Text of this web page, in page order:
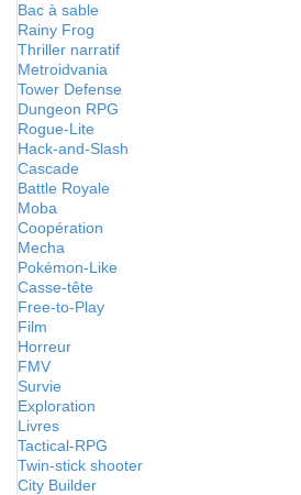
Bac à sable
Rainy Frog
Thriller narratif
Metroidvania
Tower Defense
Dungeon RPG
Rogue-Lite
Hack-and-Slash
Cascade
Battle Royale
Moba
Coopération
Mecha
Pokémon-Like
Casse-tête
Free-to-Play
Film
Horreur
FMV
Survie
Exploration
Livres
Tactical-RPG
Twin-stick shooter
City Builder